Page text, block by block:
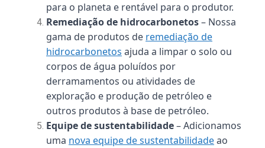
para o planeta e rentável para o produtor.
Remediação de hidrocarbonetos– Nossa
gama de produtos de remediação de
hidrocarbonetos ajuda a limpar o solo ou
corpos de água poluídos por
derramamentos ou atividades de
exploração e produção de petróleo e
outros produtos à base de petróleo.
Equipe de sustentabilidade– Adicionamos
uma nova equipe de sustentabilidadeao